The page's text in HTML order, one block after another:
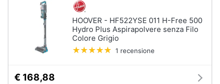
HOOVER - HF522YSE 011 H-Free 500
Hydro Plus Aspirapolvere senza Filo
Colore Grigio
1 recensione
€ 168,88